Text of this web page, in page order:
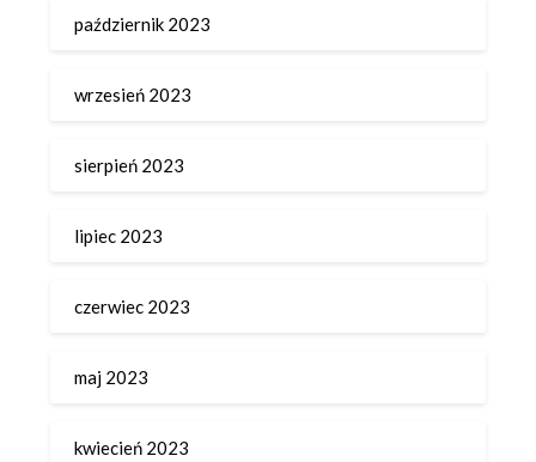
październik 2023
wrzesień 2023
sierpień 2023
lipiec 2023
czerwiec 2023
maj 2023
kwiecień 2023